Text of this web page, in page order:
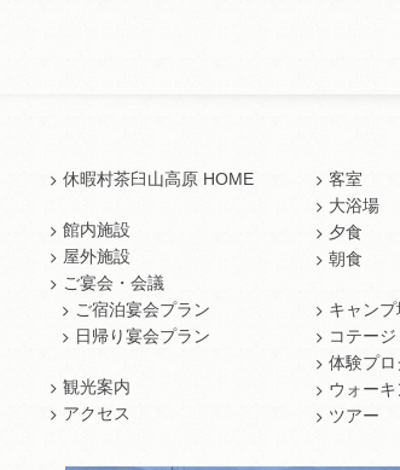
休暇村茶臼山高原 HOME
館内施設
屋外施設
ご宴会・会議
ご宿泊宴会プラン
日帰り宴会プラン
観光案内
アクセス
客室
大浴場
夕食
朝食
キャンプ
コテージ
体験プロ
ウォー
ツアー